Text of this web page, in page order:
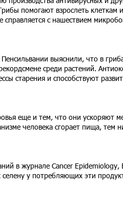
помогают взрослеть
с нашествием
выяснили, что в
среди растений.
старения и способствуют
еще и тем, что они ускоряют
человека сгорает пища, тем
в журнале Cancer
у потребляющих эти